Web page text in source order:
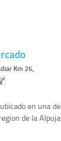
Km 26,
en una
de la